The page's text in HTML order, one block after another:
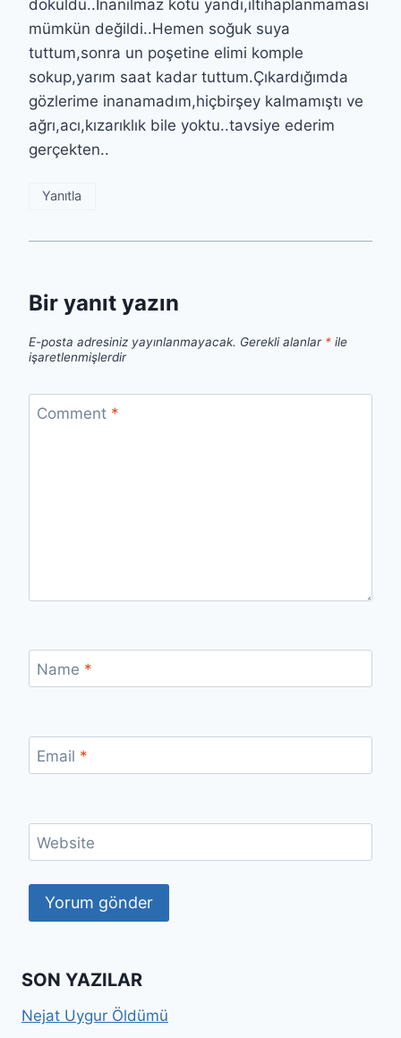
döküldü..İnanılmaz kötü yandı,iltihaplanmaması
mümkün değildi..Hemen soğuk suya
tuttum,sonra un poşetine elimi komple
sokup,yarım saat kadar tuttum.Çıkardığımda
gözlerime inanamadım,hiçbirşey kalmamıştı ve
ağrı,acı,kızarıklık bile yoktu..tavsiye ederim
gerçekten..
Yanıtla
Bir yanıt yazın
E-posta adresiniz yayınlanmayacak. Gerekli alanlar * ile
işaretlenmişlerdir
Comment *
Name *
Email *
Website
SON YAZILAR
Nejat Uygur Öldümü